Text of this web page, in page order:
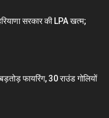
सरकार की LPA खत्म;
फायरिंग, 30 राउंड गोलियों